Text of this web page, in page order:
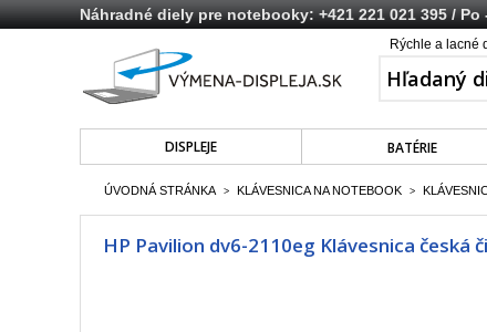
Náhradné diely pre notebooky:+421 221 021 395/ Po
Rýchle a lacné
DISPLEJE BATÉRIE
ÚVODNÁ STRÁNKA > KLÁVESNICA NA NOTEBOOK >
HP Pavilion dv6-2110eg Klávesnica česká